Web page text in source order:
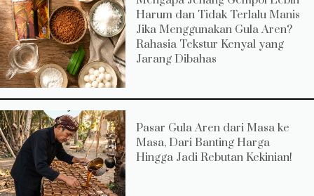
Harum dan Tidak Terlalu Manis
Jika Menggunakan Gula Aren?
Rahasia Tekstur Kenyal yang
Jarang Dibahas
Pasar Gula Aren dari Masa ke
Masa, Dari Banting Harga
Hingga Jadi Rebutan Kekinian!